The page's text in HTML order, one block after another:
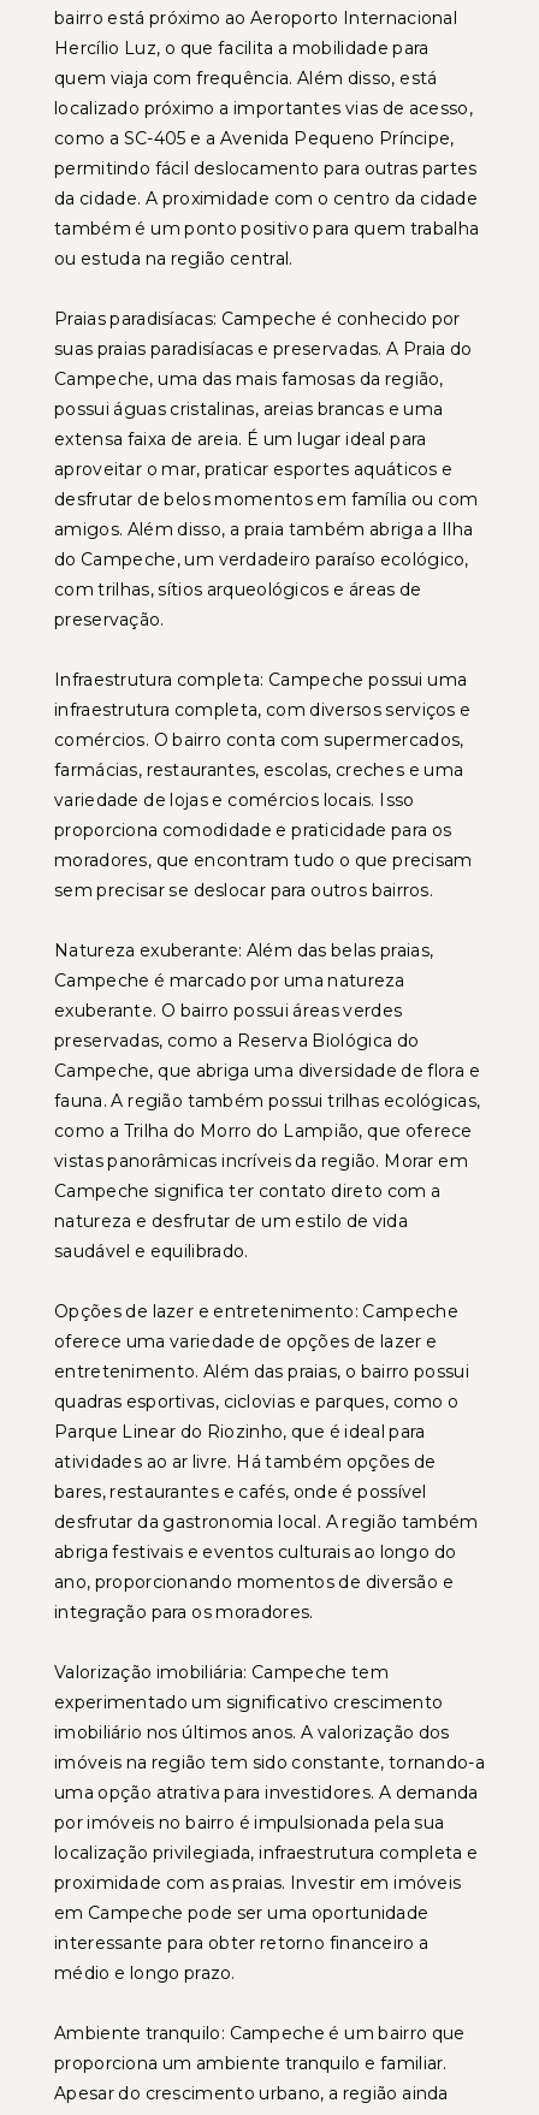
bairro está próximo ao Aeroporto Internacional
Hercílio Luz, o que facilita a mobilidade para
quem viaja com frequência. Além disso, está
localizado próximo a importantes vias de acesso,
como a SC-405 e a Avenida Pequeno Príncipe,
permitindo fácil deslocamento para outras partes
da cidade. A proximidade com o centro da cidade
também é um ponto positivo para quem trabalha
ou estuda na região central.
Praias paradisíacas: Campeche é conhecido por
suas praias paradisíacas e preservadas. A Praia do
Campeche, uma das mais famosas da região,
possui águas cristalinas, areias brancas e uma
extensa faixa de areia. É um lugar ideal para
aproveitar o mar, praticar esportes aquáticos e
desfrutar de belos momentos em família ou com
amigos. Além disso, a praia também abriga a Ilha
do Campeche, um verdadeiro paraíso ecológico,
com trilhas, sítios arqueológicos e áreas de
preservação.
Infraestrutura completa: Campeche possui uma
infraestrutura completa, com diversos serviços e
comércios. O bairro conta com supermercados,
farmácias, restaurantes, escolas, creches e uma
variedade de lojas e comércios locais. Isso
proporciona comodidade e praticidade para os
moradores, que encontram tudo o que precisam
sem precisar se deslocar para outros bairros.
Natureza exuberante: Além das belas praias,
Campeche é marcado por uma natureza
exuberante. O bairro possui áreas verdes
preservadas, como a Reserva Biológica do
Campeche, que abriga uma diversidade de flora e
fauna. A região também possui trilhas ecológicas,
como a Trilha do Morro do Lampião, que oferece
vistas panorâmicas incríveis da região. Morar em
Campeche significa ter contato direto com a
natureza e desfrutar de um estilo de vida
saudável e equilibrado.
Opções de lazer e entretenimento: Campeche
oferece uma variedade de opções de lazer e
entretenimento. Além das praias, o bairro possui
quadras esportivas, ciclovias e parques, como o
Parque Linear do Riozinho, que é ideal para
atividades ao ar livre. Há também opções de
bares, restaurantes e cafés, onde é possível
desfrutar da gastronomia local. A região também
abriga festivais e eventos culturais ao longo do
ano, proporcionando momentos de diversão e
integração para os moradores.
Valorização imobiliária: Campeche tem
experimentado um significativo crescimento
imobiliário nos últimos anos. A valorização dos
imóveis na região tem sido constante, tornando-a
uma opção atrativa para investidores. A demanda
por imóveis no bairro é impulsionada pela sua
localização privilegiada, infraestrutura completa e
proximidade com as praias. Investir em imóveis
em Campeche pode ser uma oportunidade
interessante para obter retorno financeiro a
médio e longo prazo.
Ambiente tranquilo: Campeche é um bairro que
proporciona um ambiente tranquilo e familiar.
Apesar do crescimento urbano, a região ainda